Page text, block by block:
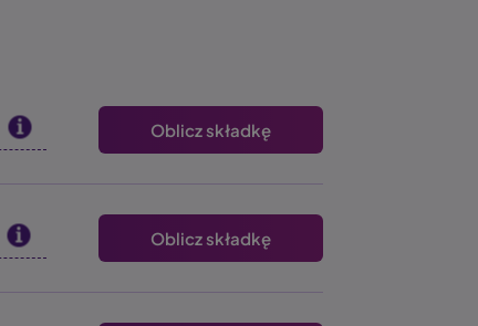
Oblicz składkę
Oblicz składkę